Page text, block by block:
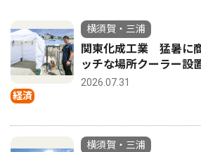
経済
横須賀・三浦
関東化成工業 猛暑に
ッチな場所クーラー設
2026.07.31
横須賀・三浦